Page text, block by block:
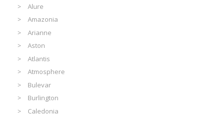
Alure
Amazonia
Arianne
Aston
Atlantis
Atmosphere
Bulevar
Burlington
Caledonia